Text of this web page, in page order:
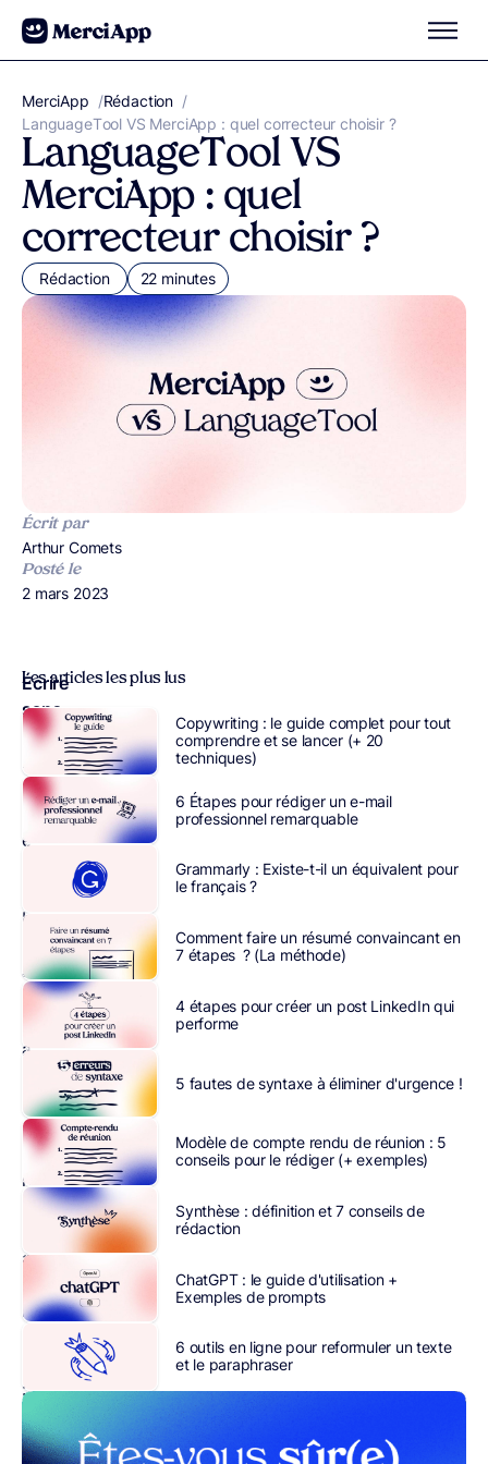
Aller au contenu
MerciApp correcteur orthographe
/Rédaction /
LanguageTool VS MerciApp : quel correcteur choisir ?
LanguageTool VS
MerciApp : quel
correcteur choisir ?
Rédaction 22 minutes
Écrit par
Publié par
Arthur Comets
Posté le
Publié le
2 mars 2023
Écrire
sans
coquille
ni
faute
d’orthographe
est
essentiel
bien
communiquer.
Journalistes,
rédacteurs,
mais
aussi
commerciaux
ou
employés
qui
rédigent
des
textes
au
quotidien
le
savent
:
rien
de
Les articles les plus lus
Copywriting : le guide complet pour tout
comprendre et se lancer (+ 20
techniques)
6 Étapes pour rédiger un e-mail
professionnel remarquable
Grammarly : Existe-t-il un équivalent pour
le français ?
Comment faire un résumé convaincant en
7 étapes ? (La méthode)
4 étapes pour créer un post LinkedIn qui
performe
5 fautes de syntaxe à éliminer d'urgence !
Modèle de compte rendu de réunion : 5
conseils pour le rédiger (+ exemples)
Synthèse : définition et 7 conseils de
rédaction
ChatGPT : le guide d'utilisation +
Exemples de prompts
6 outils en ligne pour reformuler un texte
et le paraphraser